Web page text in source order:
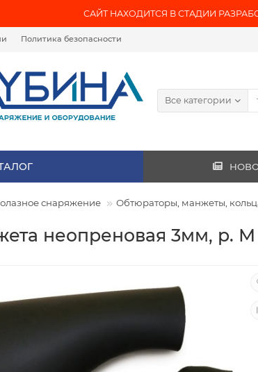
САЙТ НАХОДИТСЯ В СТАДИИ
Политика безопасности
Все категории
снаряжение Обтюраторы, манжеты,
неопреновая 3мм, р. М